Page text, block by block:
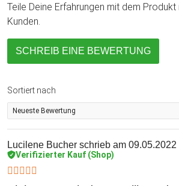
Teile Deine Erfahrungen mit dem
Kunden.
SCHREIB EINE BEWERTUNG
Sortiert nach
Lucilene Bucher schrieb am 09.05.2022
Verifizierter Kauf (Shop)